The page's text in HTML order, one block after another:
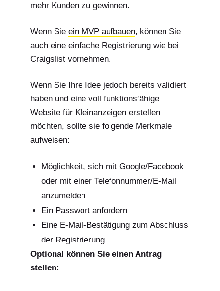
mehr Kunden zu gewinnen.
Wenn Sie ein MVP aufbauen, können Sie
auch eine einfache Registrierung wie bei
Craigslist vornehmen.
Wenn Sie Ihre Idee jedoch bereits validiert
haben und eine voll funktionsfähige
Website für Kleinanzeigen erstellen
möchten, sollte sie folgende Merkmale
aufweisen:
Möglichkeit, sich mit Google/Facebook
oder mit einer Telefonnummer/E-Mail
anzumelden
Ein Passwort anfordern
Eine E-Mail-Bestätigung zum Abschluss
der Registrierung
Optional können Sie einen Antrag
stellen: